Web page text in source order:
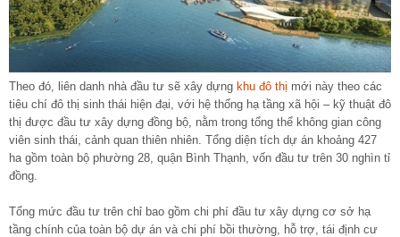
Theo đó, liên danh nhà đầu tư sẽ xây dựng khu đô thị mới này theo các
tiêu chí đô thị sinh thái hiện đại, với hệ thống hạ tầng xã hội – kỹ thuật đô
thị được đầu tư xây dựng đồng bộ, nằm trong tổng thể không gian công
viên sinh thái, cảnh quan thiên nhiên. Tổng diện tích dự án khoảng 427
ha gồm toàn bộ phường 28, quận Bình Thạnh, vốn đầu tư trên 30 nghìn tỉ
đồng.
Tổng mức đầu tư trên chỉ bao gồm chi phí đầu tư xây dựng cơ sở hạ
tầng chính của toàn bộ dự án và chi phí bồi thường, hỗ trợ, tái định cư